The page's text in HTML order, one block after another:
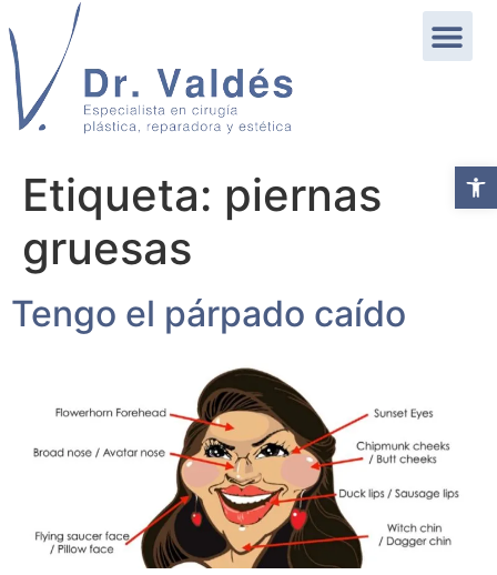
Etiqueta: piernas
gruesas
Tengo el párpado caído
Abrir